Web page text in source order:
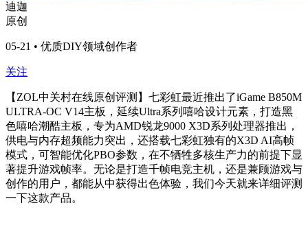
迪迦
原创
05-21 • 优质DIY领域创作者
关注
【ZOL中关村在线原创评测】七彩虹最近推出了iGame B850M
ULTRA-OC V14主板，延续Ultra系列嘻哈设计元素，打造黑
色嘻哈潮酷主板，专为AMD锐龙9000 X3D系列处理器推出，
供电与内存超频能力突出，还搭载七彩虹独有的X3D AI高帧
模式，可智能优化PBO参数，在不牺牲多核生产力的前提下显
著提升游戏帧率。无论是打造千帧电竞主机，还是兼顾游戏与
创作的用户，都能从中获得出色体验，我们今天就来详细评测
一下这款产品。